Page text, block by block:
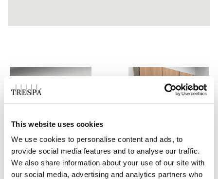
This website uses cookies
We use cookies to personalise content and ads, to
provide social media features and to analyse our traffic.
We also share information about your use of our site with
our social media, advertising and analytics partners who